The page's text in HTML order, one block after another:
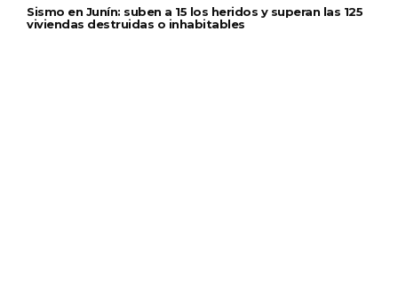
Sismo en Junín: suben a 15 los heridos y superan las 125
viviendas destruidas o inhabitables